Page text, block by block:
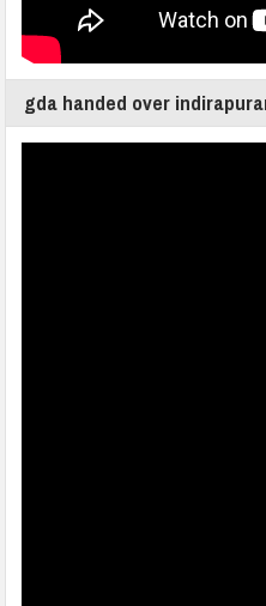
gda handed over